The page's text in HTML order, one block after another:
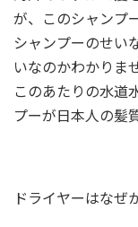
が、このシャンプ
シャンプーのせい
いなのかわかりま
このあたりの水道
プーが日本人の髪
ドライヤーはなぜ